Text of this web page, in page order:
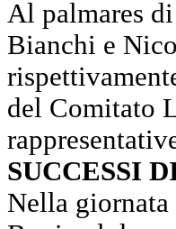
Al palmares
Bianchi e
del Comitato
SUCCESSI
Nella